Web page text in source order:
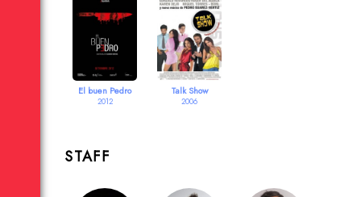
El buen Pedro
2012
Talk Show
2006
STAFF